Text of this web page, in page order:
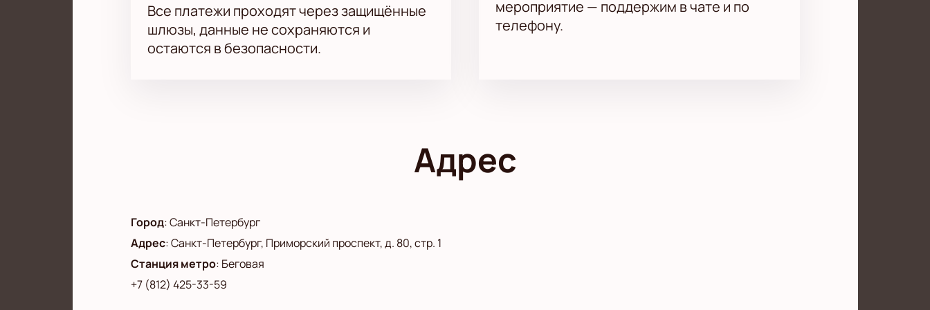
Все платежи проходят через защищённые
шлюзы, данные не сохраняются и
остаются в безопасности.
мероприятие — поддержим в чате и по
телефону.
Адрес
Город:Санкт-Петербург
Адрес:Санкт-Петербург, Приморский проспект, д. 80, стр. 1
Станция метро: Беговая
+7 (812) 425-33-59